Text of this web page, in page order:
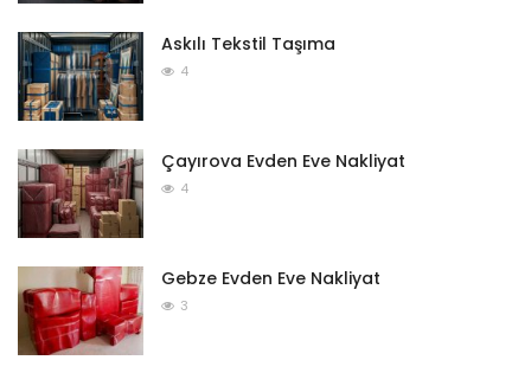
Askılı Tekstil Taşıma
4
Çayırova Evden Eve Nakliyat
4
Gebze Evden Eve Nakliyat
3